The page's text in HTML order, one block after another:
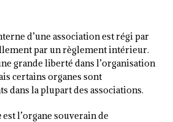
d’une association est régi par
par un règlement intérieur.
grande liberté dans l’organisation
certains organes sont
dans la plupart des associations.
est l’organe souverain de